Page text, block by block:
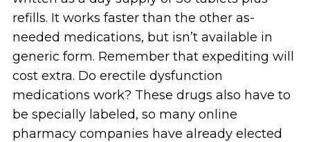
refills. It works faster than the other as-
needed medications, but isn’t available in
generic form. Remember that expediting will
cost extra. Do erectile dysfunction
medications work? These drugs also have to
be specially labeled, so many online
pharmacy companies have already elected